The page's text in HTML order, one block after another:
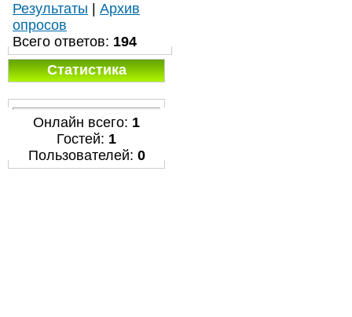
Результаты
Архив
опросов
Всего ответов: 194
Статистика
Онлайн всего: 1
Гостей: 1
Пользователей: 0